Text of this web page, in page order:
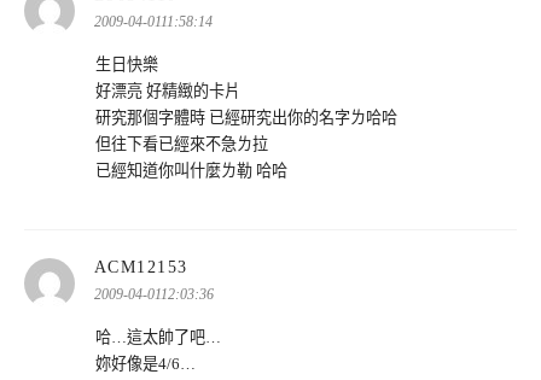
示:
2009-04-0111:58:14
生日快樂
好漂亮 好精緻的卡片
研究那個字體時 已經研究出你的名字ㄌ哈哈
但往下看已經來不急ㄌ拉
已經知道你叫什麼ㄌ勒 哈哈
ACM12153
示:
2009-04-0112:03:36
哈…這太帥了吧…
妳好像是4/6…